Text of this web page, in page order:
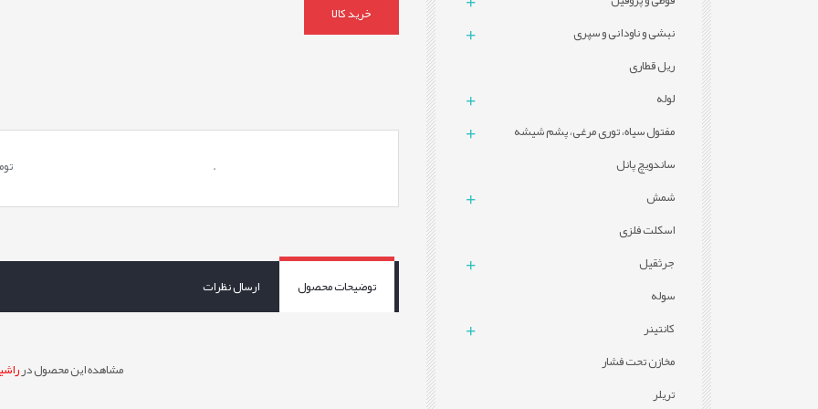
خرید کالا
.
توضیحات محصول ارسال نظرات
مشاهده این محصول در
نبشی و ناودانی و سپری
ریل قطاری
لوله
مفتول سیاه، توری مرغی، پشم شیشه
ساندویچ پانل
شمش
اسکلت فلزی
جرثقیل
سوله
کانتینر
مخازن تحت فشار
تریلر